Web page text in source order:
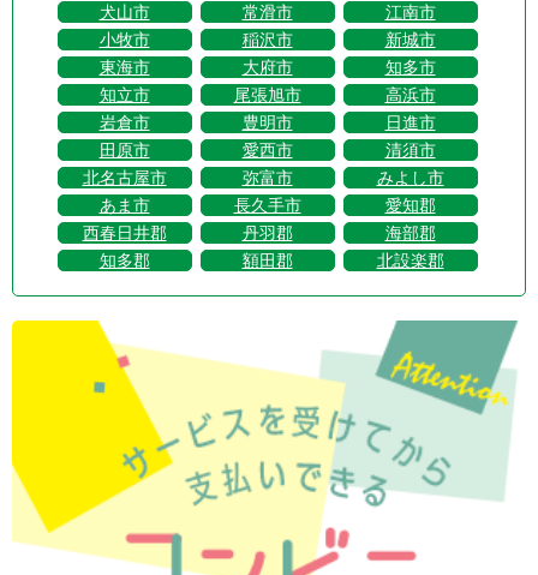
犬山市
常滑市
江南市
小牧市
稲沢市
新城市
東海市
大府市
知多市
知立市
尾張旭市
高浜市
岩倉市
豊明市
日進市
田原市
愛西市
清須市
北名古屋市
弥富市
みよし市
あま市
長久手市
愛知郡
西春日井郡
丹羽郡
海部郡
知多郡
額田郡 北設楽郡